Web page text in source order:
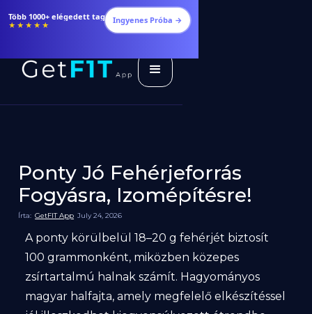
Több 1000+ elégedett tag
★★★★★ Ingyenes Próba →
Ponty Jó Fehérjeforrás
Fogyásra, Izomépítésre!
Írta: GetFIT App July 24, 2026
A ponty körülbelül 18–20 g fehérjét biztosít
100 grammonként, miközben közepes
zsírtartalmú halnak számít. Hagyományos
magyar halfajta, amely megfelelő elkészítéssel